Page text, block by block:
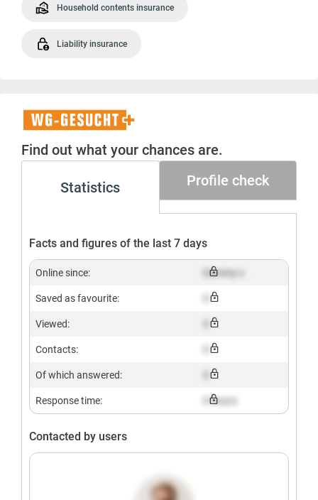
Household contents insurance
Liability insurance
WG-
Gesucht+
Find out what your chances are.
Statistics Profile check
Facts and figures of the last 7 days
Online since: Dummy x
Saved as favourite:
Viewed:
Contacts:
Of which answered:
Response time: X hours
Contacted by users